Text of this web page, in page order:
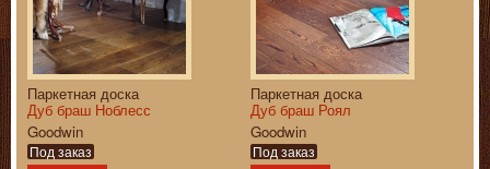
Паркетная доска
Дуб браш Ноблесс
Goodwin
Под заказ
Паркетная доска
Дуб браш Роял
Goodwin
Под заказ